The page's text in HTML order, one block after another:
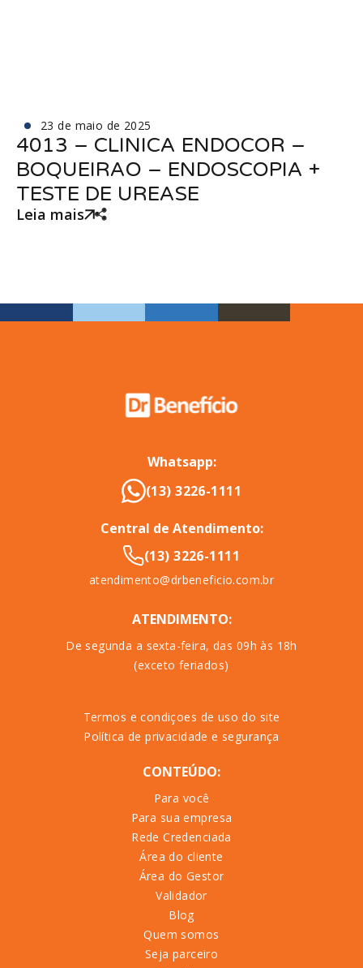
23 de maio de 2025
4013 – CLINICA ENDOCOR –
BOQUEIRAO – ENDOSCOPIA +
TESTE DE UREASE
Leia mais
Whatsapp:
(13) 3226-1111
Central de Atendimento:
(13) 3226-1111
atendimento@drbeneficio.com.br
ATENDIMENTO:
De segunda a sexta-feira, das 09h às 18h
(exceto feriados)
Termos e condiçoes de uso do site
Política de privacidade e segurança
CONTEÚDO:
Para você
Para sua empresa
Rede Credenciada
Área do cliente
Área do Gestor
Validador
Blog
Quem somos
Seja parceiro